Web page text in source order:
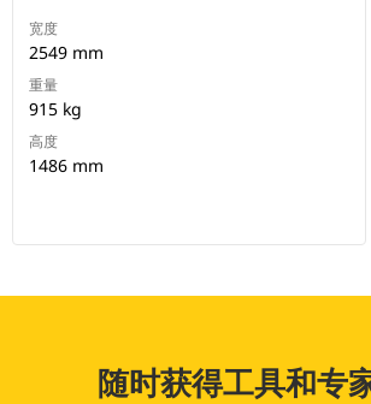
宽度
2549 mm
重量
915 kg
高度
1486 mm
随时获得工具和专